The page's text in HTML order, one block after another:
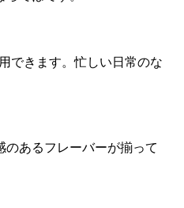
できます。忙しい日常のな
あるフレーバーが揃って